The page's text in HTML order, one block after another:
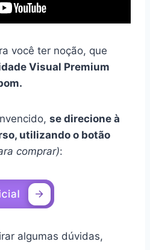
você ter noção, que
Visual Premium
se direcione à
utilizando o botão
comprar):
algumas dúvidas,